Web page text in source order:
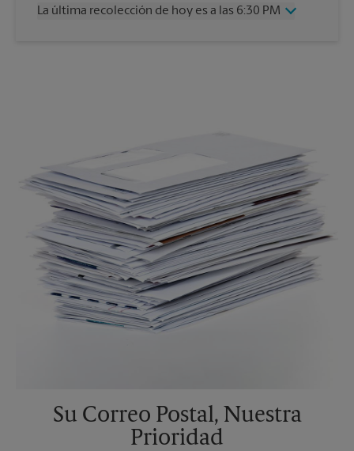
Viernes
6:30 PM
La última recolección de hoy es a las 6:30 PM
6:30 PM
Su Correo Postal, Nuestra
Prioridad